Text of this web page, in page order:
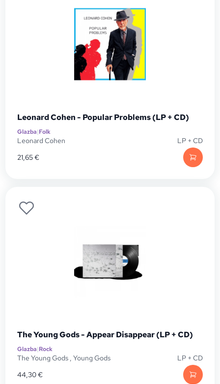
Leonard Cohen - Popular Problems (LP + CD)
Glazba|Folk
Leonard Cohen
LP + CD
21,65€
The Young Gods - Appear Disappear (LP + CD)
Glazba|Rock
The Young Gods ,Young Gods
LP + CD
44,30€